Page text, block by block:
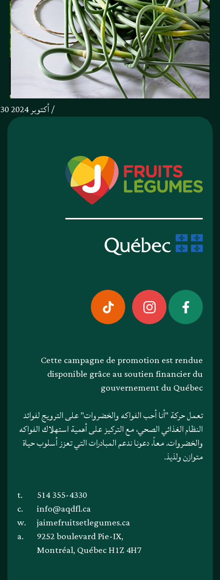
30 أكتوبر 2024 /
Cette campagne de promotion est rendue
disponible grâce au soutien financier du
gouvernement du Québec
تعمل حركة "أنا أحب الفواكه والخضروات" على الترويج لفوائد
النظام الغذائي الصحي، مع التركيز على أهمية استهلاك الفواكه
والخضروات. معاً، دعونا ندعم المبادرات التي تعزز أسلوب حياة
متوازن ولذيذ.
a.
9252 boulevard Pie-IX,
Montréal, Québec H1Z 4H7
t.
514 355-4330
c.
info@aqdfl.ca
w.
jaimefruitsetlegumes.ca